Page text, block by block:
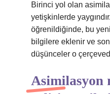
Birinci yol olan
yetişkinlerde
öğrenildiğinde, bu
bilgilere eklenir ve
düşünceler o
Asimilasyon